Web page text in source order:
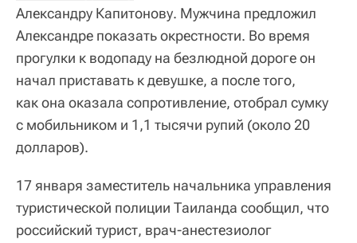
Александру Капитонову. Мужчина предложил
Александре показать окрестности. Во время
прогулки к водопаду на безлюдной дороге он
начал приставать к девушке, а после того,
как она оказала сопротивление, отобрал сумку
с мобильником и 1,1 тысячи рупий (около 20
долларов).
17 января заместитель начальника управления
туристической полиции Таиланда сообщил, что
российский турист, врач‑анестезиолог